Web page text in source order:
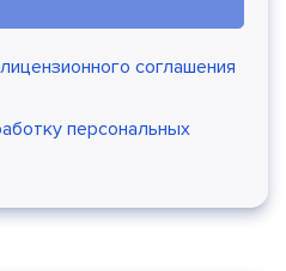
лицензионного соглашения
персональных